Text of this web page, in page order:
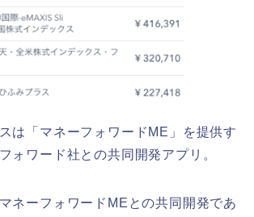
は「マネーフォワードME」を提供す
ォワード社との共同開発アプリ。
ネーフォワードMEとの共同開発であ